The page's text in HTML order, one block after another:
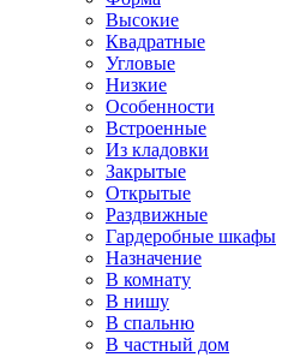
Высокие
Квадратные
Угловые
Низкие
Особенности
Встроенные
Из кладовки
Закрытые
Открытые
Раздвижные
Гардеробные шкафы
Назначение
В комнату
В нишу
В спальню
В частный дом